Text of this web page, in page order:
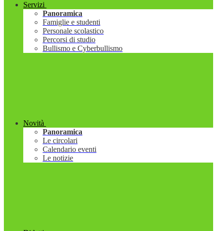
Servizi
Panoramica
Famiglie e studenti
Personale scolastico
Percorsi di studio
Bullismo e Cyberbullismo
Novità
Panoramica
Le circolari
Calendario eventi
Le notizie